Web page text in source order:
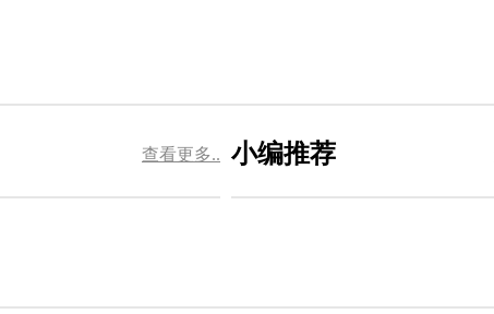
查看更多.. 小编推荐